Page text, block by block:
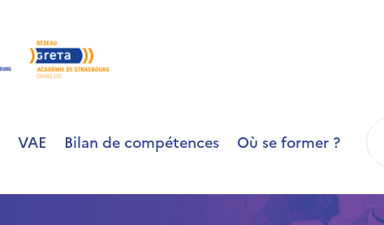
VAE Bilan de compétences Où se former ?